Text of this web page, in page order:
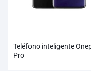
Teléfono inteligente
Pro